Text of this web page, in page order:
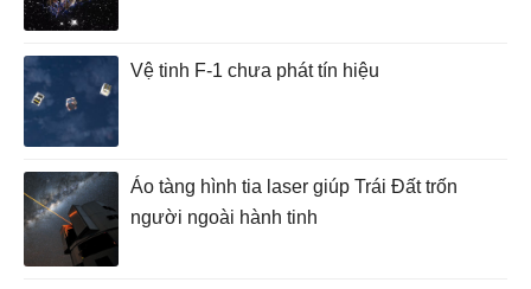
Vệ tinh F-1 chưa phát tín hiệu
Áo tàng hình tia laser giúp Trái Đất trốn
người ngoài hành tinh